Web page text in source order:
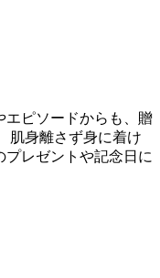
エピソードからも、贈
肌身離さず身に着け
プレゼントや記念日に